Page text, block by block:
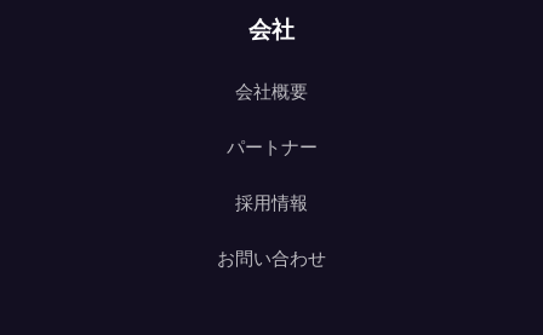
会社
会社概要
パートナー
採用情報
お問い合わせ